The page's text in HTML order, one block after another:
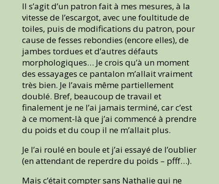
Il s’agit d’un patron fait à mes mesures, à la
vitesse de l’escargot, avec une foultitude de
toiles, puis de modifications du patron, pour
cause de fesses rebondies (encore elles), de
jambes tordues et d’autres défauts
morphologiques… Je crois qu’à un moment
des essayages ce pantalon m’allait vraiment
très bien. Je l’avais même partiellement
doublé. Bref, beaucoup de travail et
finalement je ne l’ai jamais terminé, car c’est
à ce moment-là que j’ai commencé à prendre
du poids et du coup il ne m’allait plus.
Je l’ai roulé en boule et j’ai essayé de l’oublier
(en attendant de reperdre du poids – pfff…).
Mais c’était compter sans Nathalie qui ne